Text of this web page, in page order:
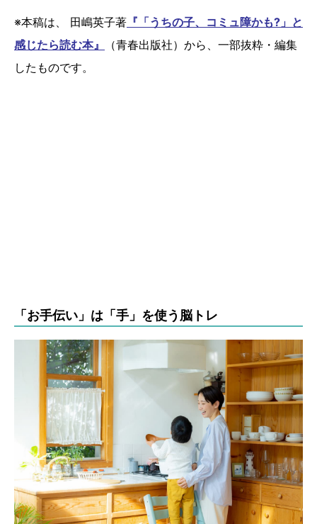
※本稿は、 田嶋英子著 『「うちの子、コミュ障かも?」と
感じたら読む本』
（青春出版社）から、一部抜粋・編集
したものです。
「お手伝い」は「手」を使う脳トレ